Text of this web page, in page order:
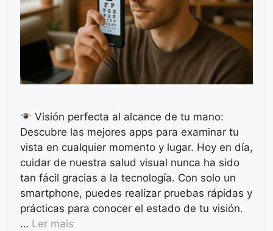
Visión perfecta al alcance de tu mano:
Descubre las mejores apps para examinar tu
vista en cualquier momento y lugar. Hoy en día,
cuidar de nuestra salud visual nunca ha sido
tan fácil gracias a la tecnología. Con solo un
smartphone, puedes realizar pruebas rápidas y
prácticas para conocer el estado de tu visión.
… Ler mais